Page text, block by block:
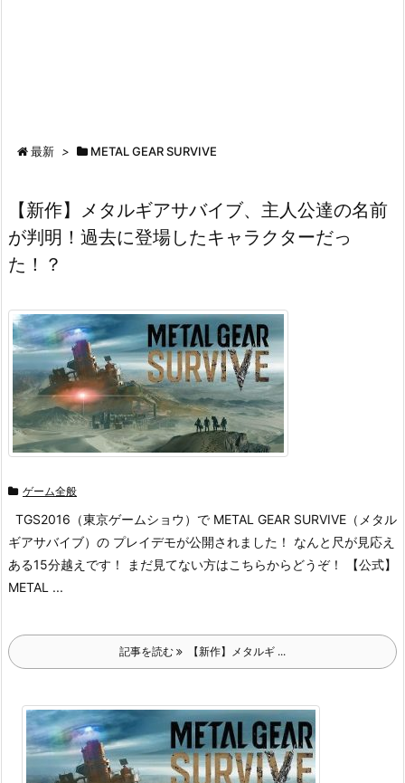
最新 > METAL GEAR SURVIVE
【新作】メタルギアサバイブ、主人公達の名前
が判明！過去に登場したキャラクターだっ
た！？
ゲーム全般
TGS2016（東京ゲームショウ）で METAL GEAR SURVIVE（メタル
ギアサバイブ）の プレイデモが公開されました！ なんと尺が見応え
ある15分越えです！ まだ見てない方はこちらからどうぞ！ 【公式】
METAL ...
記事を読む 【新作】メタルギ ...